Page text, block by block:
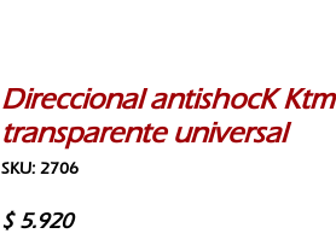
Direccional antishocK Ktm
transparente universal
SKU: 2706
$ 5.920Precio